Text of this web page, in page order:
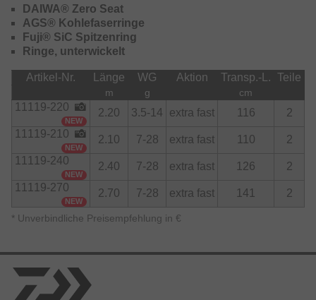
technologische Perfektion legen.
DAIWA® Zero Seat
AGS® Kohlefaserringe
Fuji® SiC Spitzenring
Ringe, unterwickelt
Artikel-Nr. Länge WG Aktion Transp.-L. Teile
m g cm
11119-220
NEW
2.20 3.5-14 extra fast 116
2
11119-210
NEW
2.10 7-28 extra fast 110
2
11119-240
NEW
2.40 7-28 extra fast 126
2
11119-270
NEW
2.70 7-28 extra fast 141 2
* Unverbindliche Preisempfehlung in €